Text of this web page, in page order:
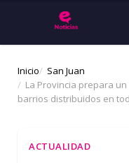
Inicio
San Juan
La Provincia prepara
barrios distribuidos en
ACTUALIDAD